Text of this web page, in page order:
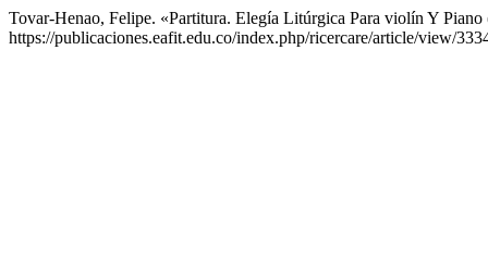
Tovar-Henao, Felipe. «Partitura. Elegía Litúrgica Para violín Y
https://publicaciones.eafit.edu.co/index.php/ricercare/article/view/